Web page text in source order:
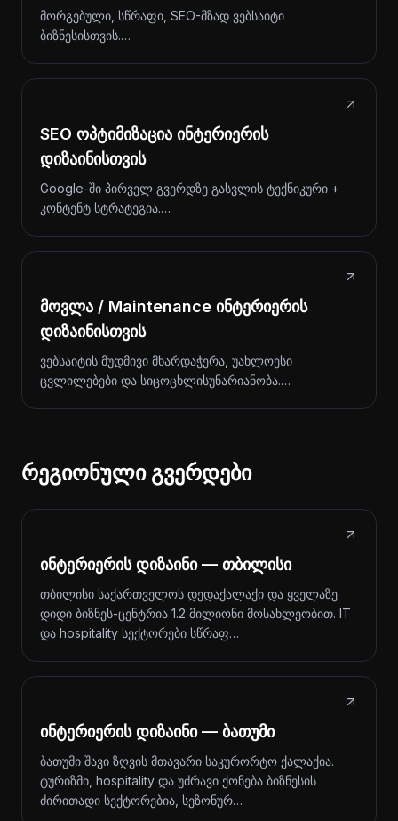
მორგებული, სწრაფი, SEO-მზად ვებსაიტი
ბიზნესისთვის.…
SEO ოპტიმიზაცია ინტერიერის
დიზაინისთვის
Google-ში პირველ გვერდზე გასვლის ტექნიკური +
კონტენტ სტრატეგია.…
მოვლა / Maintenance ინტერიერის
დიზაინისთვის
ვებსაიტის მუდმივი მხარდაჭერა, უახლოესი
ცვლილებები და სიცოცხლისუნარიანობა.…
რეგიონული გვერდები
ინტერიერის დიზაინი — თბილისი
თბილისი საქართველოს დედაქალაქი და ყველაზე
დიდი ბიზნეს-ცენტრია 1.2 მილიონი მოსახლეობით. IT
და hospitality სექტორები სწრაფ…
ინტერიერის დიზაინი — ბათუმი
ბათუმი შავი ზღვის მთავარი საკურორტო ქალაქია.
ტურიზმი, hospitality და უძრავი ქონება ბიზნესის
ძირითადი სექტორებია, სეზონურ…